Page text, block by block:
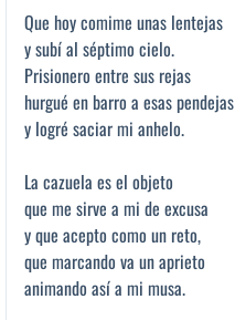
Que hoy comime unas lentejas
y subí al séptimo cielo.
Prisionero entre sus rejas
hurgué en barro a esas pendejas
y logré saciar mi anhelo.
La cazuela es el objeto
que me sirve a mi de excusa
y que acepto como un reto,
que marcando va un aprieto
animando así a mi musa.